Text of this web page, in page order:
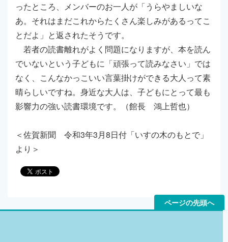
ったところ、メンバーのお一人が「うらやましいな
あ。それはまだこれからたくさん楽しみがあるってこ
とだよ」と返されたそうです。
若者の読書離れがよく問題になりますが、本を読ん
でいないという子どもに「頑張って読みなさい」では
なく、こんなかっこいい言葉掛けができる大人って素
晴らしいですね。身近な大人は、子どもにとって最も
影響力の強い読書環境です。（館長 鴻上哲也）
＜佐賀新聞 令和3年3月8日付「いすの木のもとで」
より＞
ページの先頭へ